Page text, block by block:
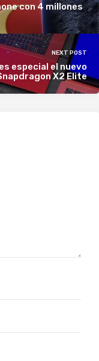
con 4 millones
NEXT POST
especial el nuevo
X2 Elite